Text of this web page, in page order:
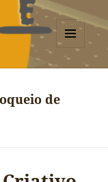
MENU
de